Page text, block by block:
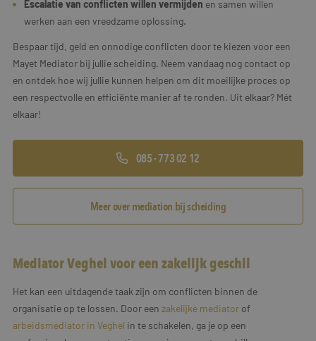
Escalatie van conflicten willen vermijden en samen willen
werken aan een vreedzame oplossing.
Bespaar tijd, geld en onnodige conflicten door te kiezen voor een
Mayet Mediator bij jullie scheiding. Neem vandaag nog contact op
en ontdek hoe wij jullie kunnen helpen om dit moeilijke proces op
een respectvolle en efficiënte manier af te ronden. Uit elkaar? Mét
elkaar!
085 - 773 02 12
Meer over mediation bij scheiding
Mediator Veghel voor een zakelijk geschil
Het kan een uitdagende taak zijn om conflicten binnen de
organisatie op te lossen. Door een zakelijke mediator of
arbeidsmediator in Veghel in te schakelen, ga je op een